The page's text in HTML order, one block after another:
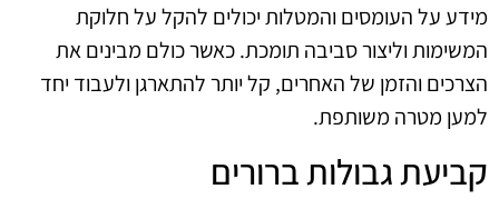
מידע על העומסים והמטלות יכולים להקל על חלוקת
המשימות וליצור סביבה תומכת. כאשר כולם מבינים את
הצרכים והזמן של האחרים, קל יותר להתארגן ולעבוד יחד
למען מטרה משותפת.
קביעת גבולות ברורים